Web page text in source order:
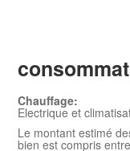
Chauffage:
Electrique et
Le montant estimé
bien est compris